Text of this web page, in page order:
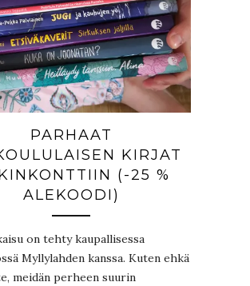
PARHAAT
KIRJAT
(-25 %
ALEKOODI)
on tehty kaupallisessa
Myllylahden kanssa. Kuten ehkä
meidän perheen suurin